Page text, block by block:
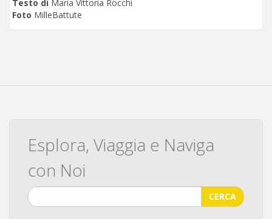
Testo di Maria Vittoria Rocchi
Foto MilleBattute
Esplora, Viaggia e Naviga
con Noi
CERCA